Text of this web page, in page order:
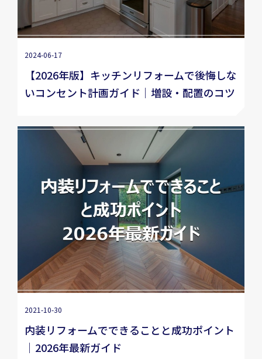
2024-06-17
【2026年版】キッチンリフォームで後悔しな
いコンセント計画ガイド｜増設・配置のコツ
2021-10-30
内装リフォームでできることと成功ポイント
｜2026年最新ガイド